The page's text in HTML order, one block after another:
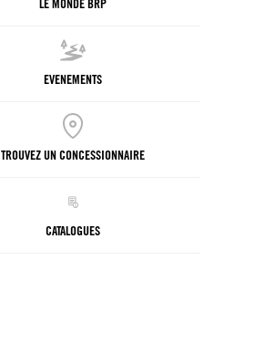
EVENEMENTS
TROUVEZ UN CONCESSIONNAIRE
CATALOGUES